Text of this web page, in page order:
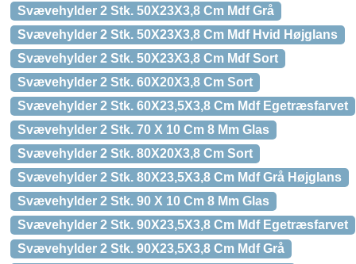
Svævehylder 2 Stk. 50X23X3,8 Cm Mdf Grå
Svævehylder 2 Stk. 50X23X3,8 Cm Mdf Hvid Højglans
Svævehylder 2 Stk. 50X23X3,8 Cm Mdf Sort
Svævehylder 2 Stk. 60X20X3,8 Cm Sort
Svævehylder 2 Stk. 60X23,5X3,8 Cm Mdf Egetræsfarvet
Svævehylder 2 Stk. 70 X 10 Cm 8 Mm Glas
Svævehylder 2 Stk. 80X20X3,8 Cm Sort
Svævehylder 2 Stk. 80X23,5X3,8 Cm Mdf Grå Højglans
Svævehylder 2 Stk. 90 X 10 Cm 8 Mm Glas
Svævehylder 2 Stk. 90X23,5X3,8 Cm Mdf Egetræsfarvet
Svævehylder 2 Stk. 90X23,5X3,8 Cm Mdf Grå